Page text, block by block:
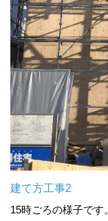
建て方工事2
15時ごろの様子です。